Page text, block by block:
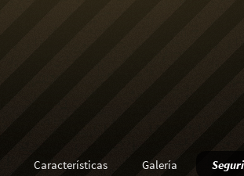
Características Galería